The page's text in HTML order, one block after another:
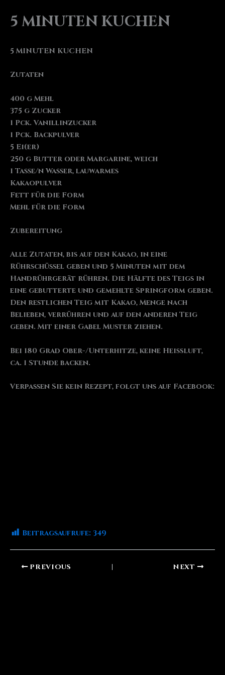
5 MINUTEN KUCHEN
5 MINUTEN KUCHEN
Zutaten
400 g Mehl
375 g Zucker
1 Pck. Vanillinzucker
1 Pck. Backpulver
5 Ei(er)
250 g Butter oder Margarine, weich
1 Tasse/n Wasser, lauwarmes
Kakaopulver
Fett für die Form
Mehl für die Form
Zubereitung
Alle Zutaten, bis auf den Kakao, in eine
Rührschüssel geben und 5 Minuten mit dem
Handrührgerät rühren. Die Hälfte des Teigs in
eine gebutterte und gemehlte Springform geben.
Den restlichen Teig mit Kakao, Menge nach
Belieben, verrühren und auf den anderen Teig
geben. Mit einer Gabel Muster ziehen.
Bei 180 Grad Ober-/Unterhitze, keine Heißluft,
ca. 1 Stunde backen.
Verpassen Sie kein Rezept, folgt uns auf Facebook:
Beitragsaufrufe: 349
PREVIOUS NEXT